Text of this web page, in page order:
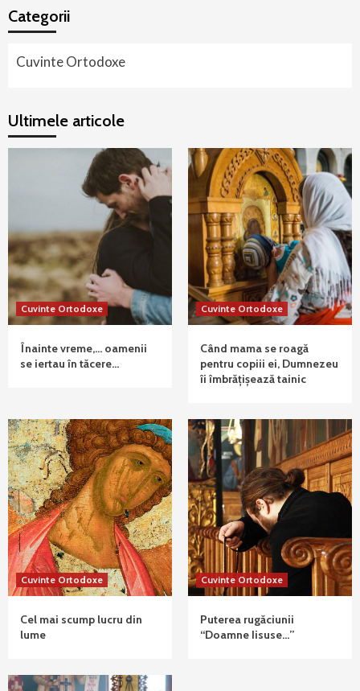
Categorii
Cuvinte Ortodoxe
Ultimele articole
Cuvinte Ortodoxe
Înainte vreme,… oamenii
se iertau în tăcere…
Cuvinte Ortodoxe
Când mama se roagă
pentru copiii ei, Dumnezeu
îi îmbrățișează tainic
Cuvinte Ortodoxe
Cel mai scump lucru din
lume
Cuvinte Ortodoxe
Puterea rugăciunii
“Doamne Iisuse…”